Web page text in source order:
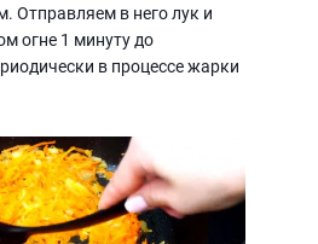
Отправляем в него лук и
огне 1 минуту до
в процессе жарки